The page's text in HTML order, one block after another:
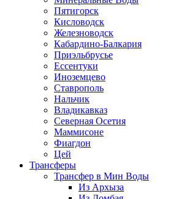
Пятигорск
Кисловодск
Железноводск
Кабардино-Балкария
Приэльбрусье
Ессентуки
Иноземцево
Ставрополь
Нальчик
Владикавказ
Северная Осетия
Маммисоне
Фиагдон
Цей
Трансферы
Трансфер в Мин Воды
Из Архыза